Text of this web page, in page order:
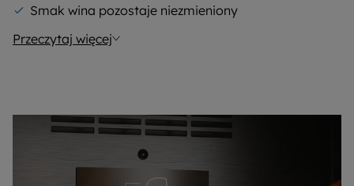
Smak wina pozostaje niezmieniony
Przeczytaj więcej